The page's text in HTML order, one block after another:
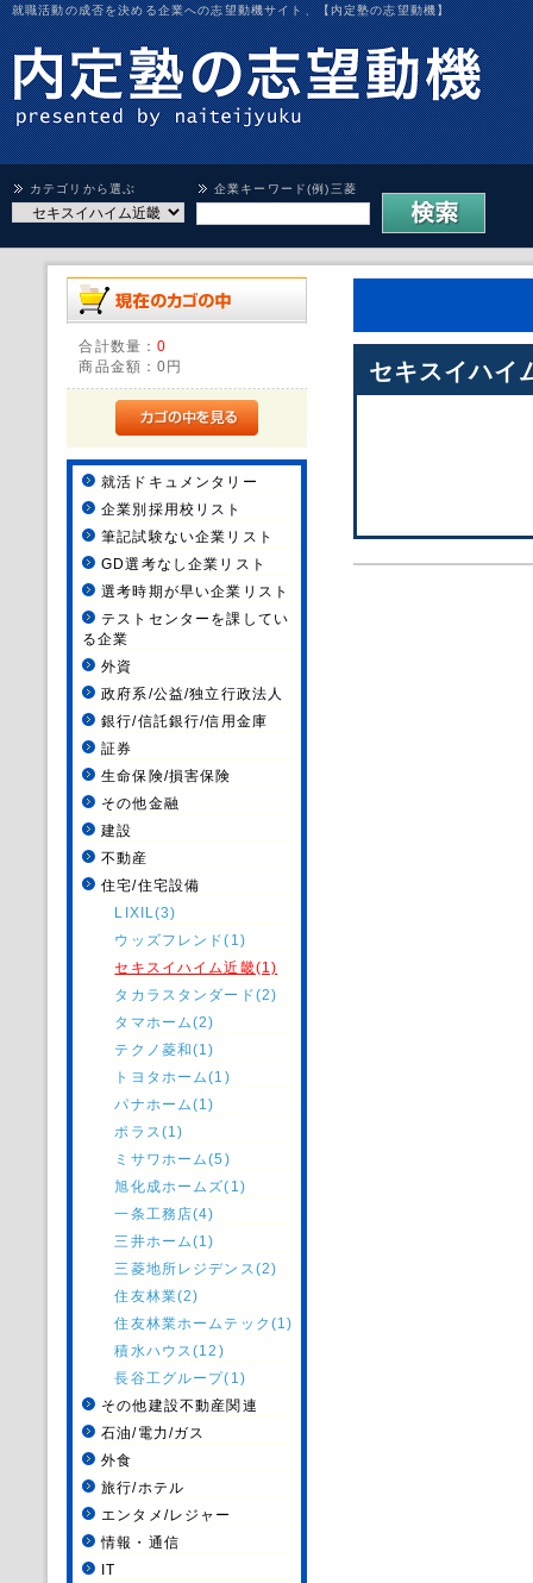
就職活動の成否を決める企業への志望動機サイト、【内定塾の志望動機】
カテゴリから選ぶ 企業キーワード(例)三菱
合計数量：0
商品金額：0円
就活ドキュメンタリー
企業別採用校リスト
筆記試験ない企業リスト
GD選考なし企業リスト
選考時期が早い企業リスト
テストセンターを課してい
る企業
外資
政府系/公益/独立行政法人
銀行/信託銀行/信用金庫
証券
生命保険/損害保険
その他金融
建設
不動産
住宅/住宅設備
LIXIL(3)
ウッズフレンド(1)
セキスイハイム近畿(1)
タカラスタンダード(2)
タマホーム(2)
テクノ菱和(1)
トヨタホーム(1)
パナホーム(1)
ポラス(1)
ミサワホーム(5)
旭化成ホームズ(1)
一条工務店(4)
三井ホーム(1)
三菱地所レジデンス(2)
住友林業(2)
住友林業ホームテック(1)
積水ハウス(12)
長谷工グループ(1)
その他建設不動産関連
石油/電力/ガス
外食
旅行/ホテル
エンタメ/レジャー
情報・通信
IT
セキスイハイ